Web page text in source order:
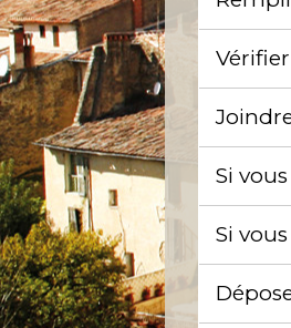
Si
Si